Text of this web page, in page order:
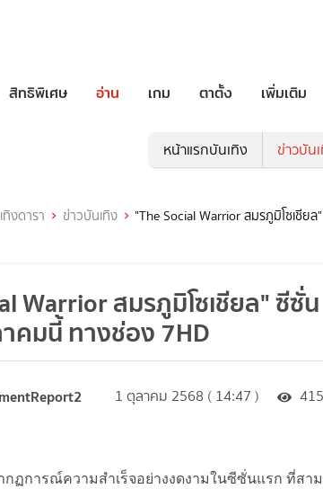
สิทธิพิเศษ อ่าน เกม ตาตั้ง เพิ่มเติม
หน้าแรกบันเทิง ข่าวบัน
ทิงดารา ข่าวบันเทิง "The Social Warrior สมรภูมิโซเชี
Warrior สมรภูมิโซเชียล" ซีซั่
คมนี้ ทางช่อง 7HD
1 ตุลาคม 2568 ( 14:47 ) 415
กฏการณ์ความสำเร็จอย่างงดงามในซีซั่นแรก ที่สา